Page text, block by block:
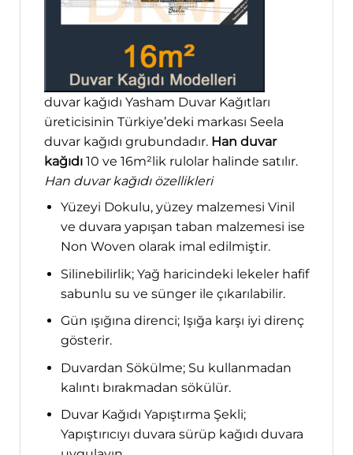
duvar kağıdı Yasham Duvar Kağıtları
üreticisinin Türkiye’deki markası Seela
duvar kağıdı grubundadır. Han duvar
kağıdı 10 ve 16m²lik rulolar halinde satılır.
Han duvar kağıdı özellikleri
Yüzeyi Dokulu, yüzey malzemesi Vinil
ve duvara yapışan taban malzemesi ise
Non Woven olarak imal edilmiştir.
Silinebilirlik; Yağ haricindeki lekeler hafif
sabunlu su ve sünger ile çıkarılabilir.
Gün ışığına direnci; Işığa karşı iyi direnç
gösterir.
Duvardan Sökülme; Su kullanmadan
kalıntı bırakmadan sökülür.
Duvar Kağıdı Yapıştırma Şekli;
Yapıştırıcıyı duvara sürüp kağıdı duvara